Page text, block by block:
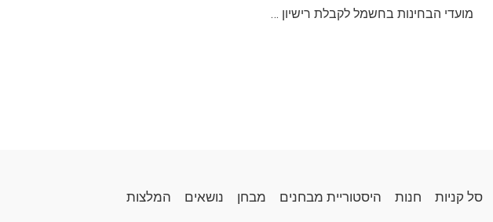
מועדי הבחינות בחשמל לקבלת רישיון חשמלאי-מהנדס, חשמלאי-הנדסאי, וחשמלאי-טכנאי לשנת 2023
סל קניות חנות היסטוריית מבחנים מבחן נושאים המלצות